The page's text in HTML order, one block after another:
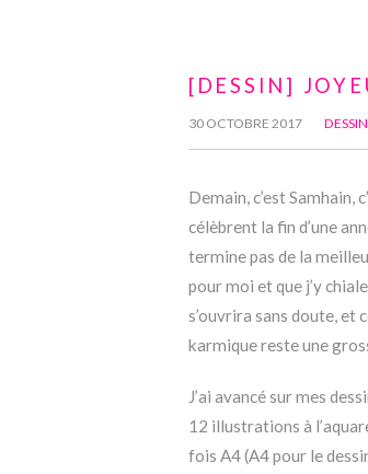
[DESSIN]
30 OCTOBRE 2017 DESSIN
Demain, c’est Samhain,
célèbrent la fin d’une
termine pas de la
pour moi et que j’y
s’ouvrira sans doute, et
karmique reste une
J’ai avancé sur mes
12 illustrations à
fois A4 (A4 pour le